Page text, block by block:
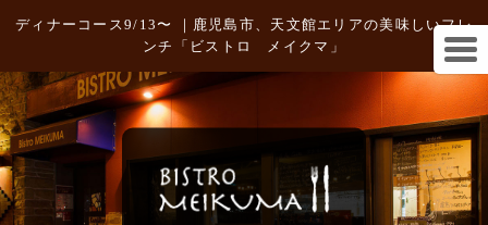
ディナーコース9/13〜 ｜鹿児島市、天文館エリアの美味しいフレ
ンチ「ビストロ メイクマ」